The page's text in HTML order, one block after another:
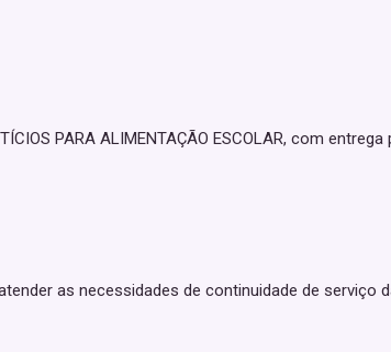
PARA ALIMENTAÇÃO ESCOLAR, com
as necessidades de continuidade de serviço